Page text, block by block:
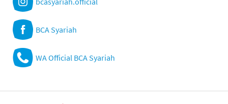
BCA Syariah
WA Official BCA Syariah